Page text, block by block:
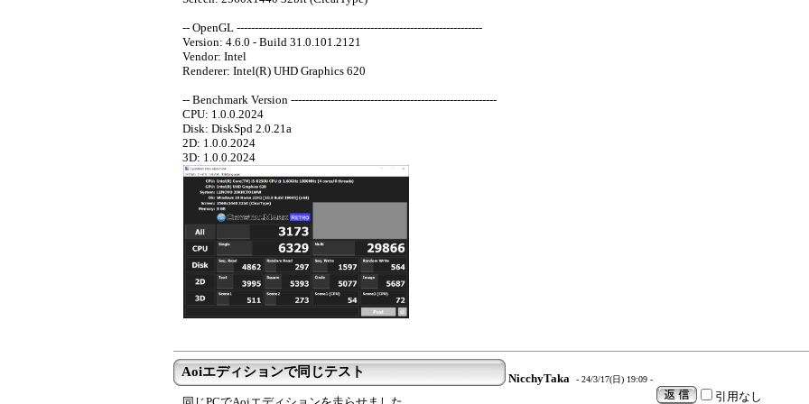
-- OpenGL --------------------------------------------------------------------
Version: 4.6.0 - Build 31.0.101.2121
Vendor: Intel
Renderer: Intel(R) UHD Graphics 620
-- Benchmark Version ---------------------------------------------------------
CPU: 1.0.0.2024
Disk: DiskSpd 2.0.21a
2D: 1.0.0.2024
3D: 1.0.0.2024
Aoiエディションで同じテスト NicchyTaka - 24/3/17(日) 19:09 -
引用なし